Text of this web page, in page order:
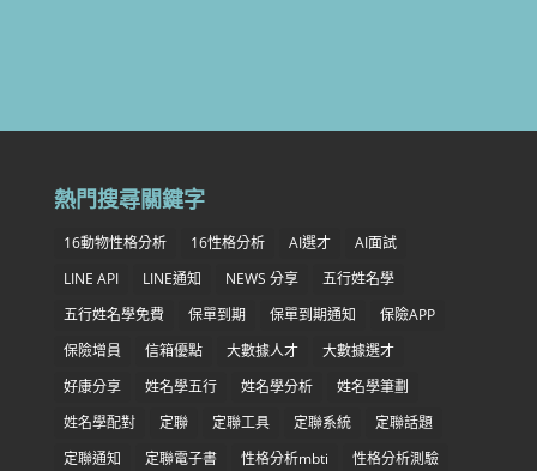
熱門搜尋關鍵字
16動物性格分析 16性格分析 AI選才
AI面試
LINE API
LINE通知 NEWS 分享
五行姓名學
五行姓名學免費
保單到期 保單到期通知
保險APP
保險增員
信箱優點 大數據人才
大數據選才
好康分享
姓名學五行 姓名學分析
姓名學筆劃
姓名學配對
定聯 定聯工具 定聯系統
定聯話題
定聯通知
定聯電子書 性格分析mbti
性格分析測驗